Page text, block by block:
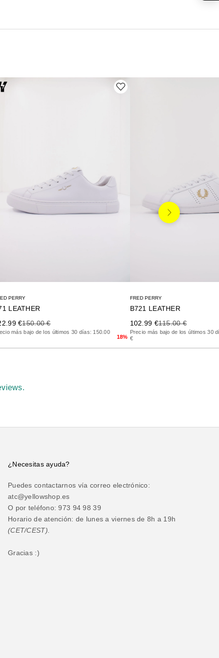
PERRY
LEATHER
de oferta
€Precio anterior
150.00 €
más bajo de los últimos 30 días: 150.00
18%
FRED PERRY
B721 LEATHER
Precio de oferta
102.99 €Precio anterior
115.00 €
Precio más bajo de los últimos 30
€
Siguiente
¿Necesitas ayuda?
Puedes contactarnos vía correo electrónico:
atc@yellowshop.es
O por teléfono: 973 94 98 39
Horario de atención: de lunes a viernes de 8h a 19h
(CET/CEST).
Gracias :)